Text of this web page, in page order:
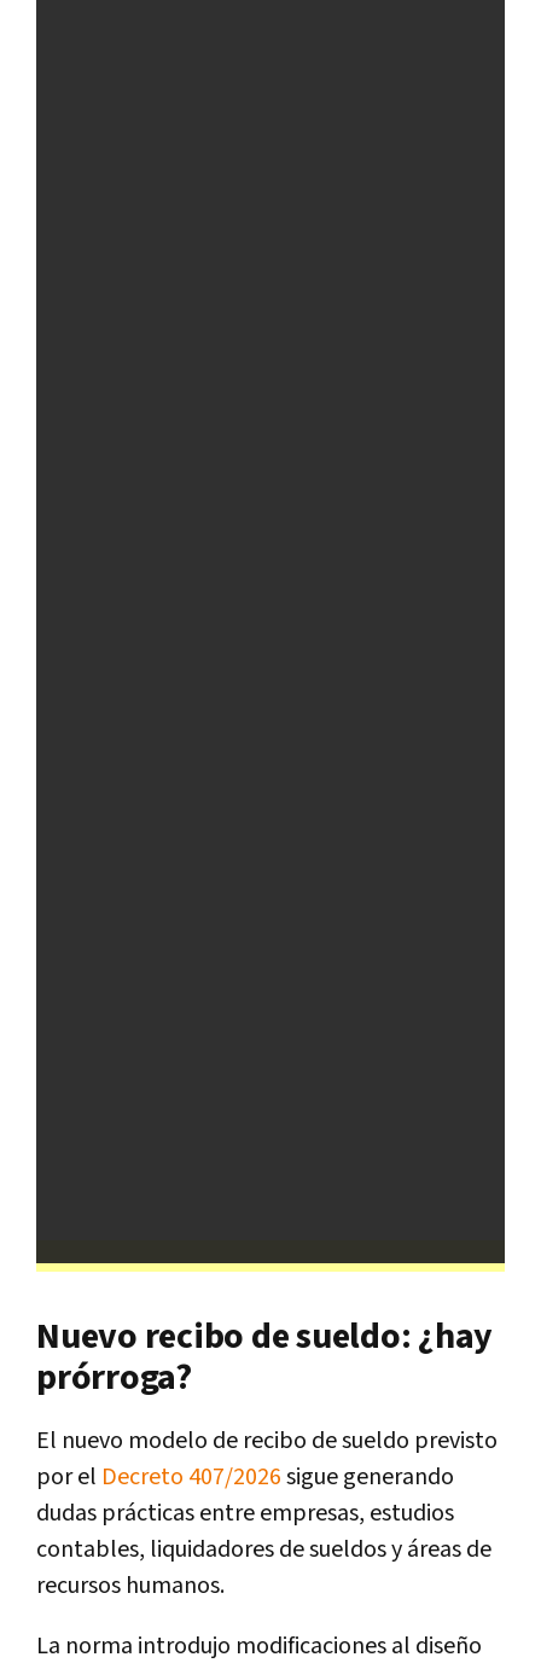
Nuevo recibo de sueldo: ¿hay
prórroga?
El nuevo modelo de recibo de sueldo previsto
por el Decreto 407/2026sigue generando
dudas prácticas entre empresas, estudios
contables, liquidadores de sueldos y áreas de
recursos humanos.
La norma introdujo modificaciones al diseño